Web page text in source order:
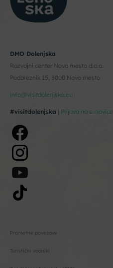
DMO Dolenjska
Razvojni center Novo mesto d.o.o.
Podbreznik 15, 8000 Novo mesto
info@visitdolenjska.eu
#visitdolenjska | Prijava na e-novice
Prometne povezave
Turistični vodniki